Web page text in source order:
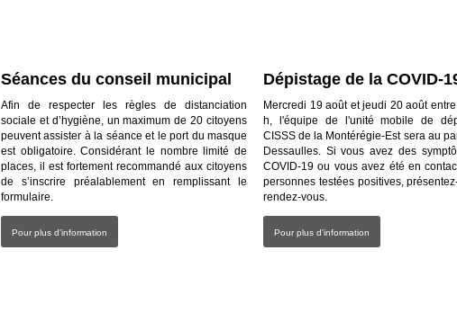
Séances du conseil municipal
Afin de respecter les règles de distanciation
sociale et d’hygiène, un maximum de 20 citoyens
peuvent assister à la séance et le port du masque
est obligatoire. Considérant le nombre limité de
places, il est fortement recommandé aux citoyens
de s’inscrire préalablement en remplissant le
formulaire.
Pour plus d'information
Dépistage de la COVID-
Mercredi 19 août et jeudi 20 août
h, l'équipe de l'unité mobile de
CISSS de la Montérégie-Est sera au
Dessaulles. Si vous avez des
COVID-19 ou vous avez été en
personnes testées positives,
rendez-vous.
Pour plus d'information